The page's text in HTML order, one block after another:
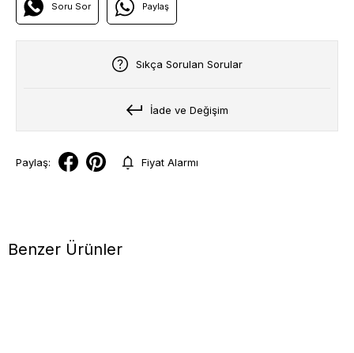
Soru Sor Paylaş
Sıkça Sorulan Sorular
İade ve Değişim
Paylaş: Fiyat Alarmı
Benzer Ürünler